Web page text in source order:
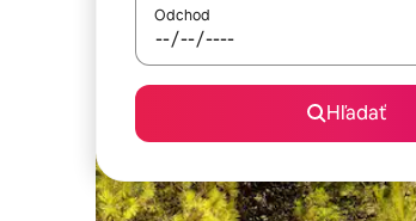
Odchod
Hľadať